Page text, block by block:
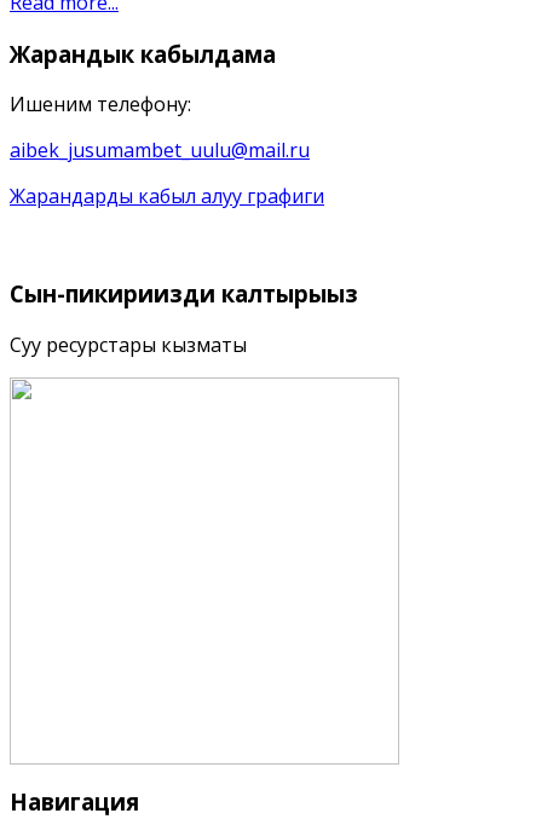
Жарандык кабылдама
Ишеним телефону:
aibek_jusumambet_uulu@mail.ru
Жарандарды кабыл алуу графиги
Сын-пикириңизди калтырыңыз
Суу ресурстары кызматы
Навигация